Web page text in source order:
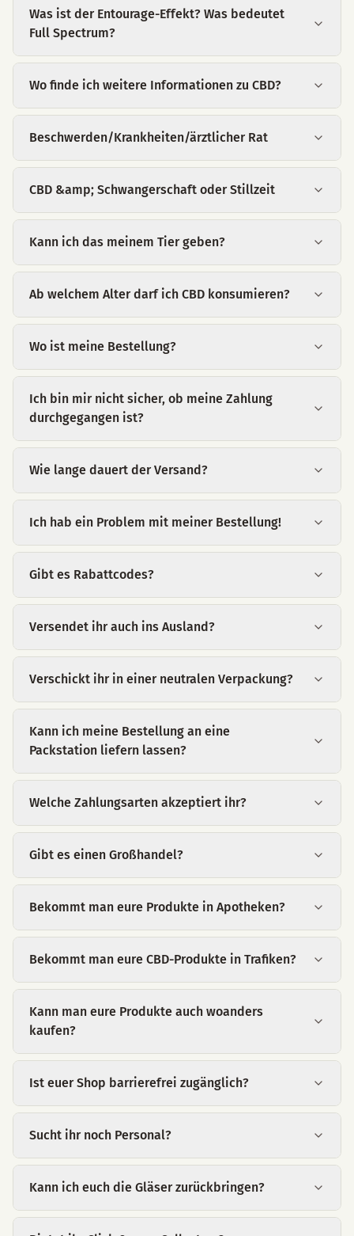
Was ist der Entourage-Effekt? Was bedeutet
Full Spectrum?
Wo finde ich weitere Informationen zu CBD?
Beschwerden/Krankheiten/ärztlicher Rat
CBD &amp; Schwangerschaft oder Stillzeit
Kann ich das meinem Tier geben?
Ab welchem Alter darf ich CBD konsumieren?
Wo ist meine Bestellung?
Ich bin mir nicht sicher, ob meine Zahlung
durchgegangen ist?
Wie lange dauert der Versand?
Ich hab ein Problem mit meiner Bestellung!
Gibt es Rabattcodes?
Versendet ihr auch ins Ausland?
Verschickt ihr in einer neutralen Verpackung?
Kann ich meine Bestellung an eine
Packstation liefern lassen?
Welche Zahlungsarten akzeptiert ihr?
Gibt es einen Großhandel?
Bekommt man eure Produkte in Apotheken?
Bekommt man eure CBD-Produkte in Trafiken?
Kann man eure Produkte auch woanders
kaufen?
Ist euer Shop barrierefrei zugänglich?
Sucht ihr noch Personal?
Kann ich euch die Gläser zurückbringen?